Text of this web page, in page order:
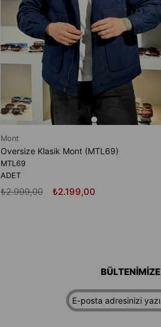
Mont
Oversize Klasik Mont (MTL69)
MTL69
ADET
₺2.199,00
₺2.999,00